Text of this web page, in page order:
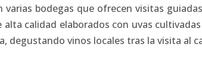
bodegas que ofrecen visitas
alta calidad elaborados con uvas
degustando vinos locales tras la visita al